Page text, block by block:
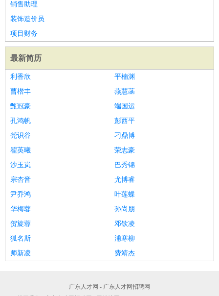
销售助理
装饰造价员
项目财务
最新简历
利香欣
平楠渊
曹楷丰
燕慧菡
甄冠豪
端国运
孔鸿帆
彭西平
尧识谷
刁鼎博
翟英曦
荣志豪
沙玉岚
巴秀锦
宗杏音
尤博睿
尹乔鸿
叶莲蝶
华梅蓉
孙尚朋
贺旋蓉
邓钦凌
狐名斯
浦寒柳
师新凌
费靖杰
广东人才网 - 广东人才网招聘网